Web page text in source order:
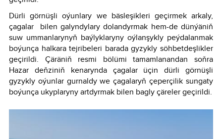
Dürli görnüşli oýunlary we bäsleşikleri geçirmek arkaly,
çagalar bilen galyndylary dolandyrmak hem-de dünýäniň
suw ummanlarynyň baýlyklaryny oýlanşykly peýdalanmak
boýunça halkara tejribeleri barada gyzykly söhbetdeşlikler
geçirildi. Çäräniň resmi bölümi tamamlanandan soňra
Hazar deňziniň kenarynda çagalar üçin dürli görnüşli
gyzykly oýunlar gurnaldy we çagalaryň çeperçilik sungaty
boýunça ukyplaryny artdyrmak bilen bagly çäreler geçirildi.